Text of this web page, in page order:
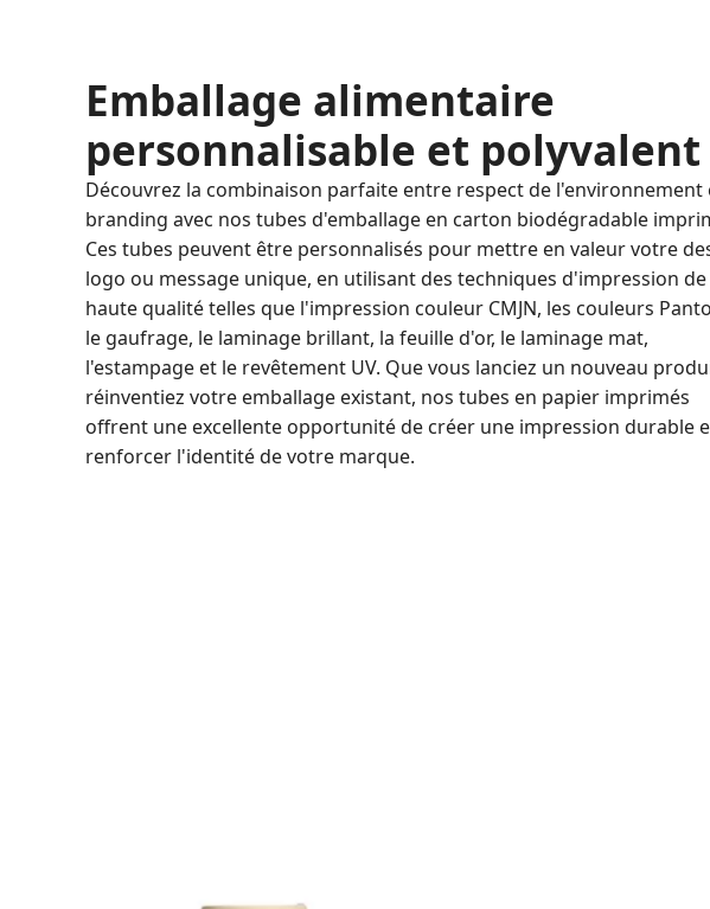
Emballage alimentaire
personnalisable et polyvalent
Découvrez la combinaison parfaite entre respect de l'environnement
branding avec nos tubes d'emballage en carton biodégradable
Ces tubes peuvent être personnalisés pour mettre en valeur votre
logo ou message unique, en utilisant des techniques d'impression de
haute qualité telles que l'impression couleur CMJN, les couleurs
le gaufrage, le laminage brillant, la feuille d'or, le laminage mat,
l'estampage et le revêtement UV. Que vous lanciez un nouveau
réinventiez votre emballage existant, nos tubes en papier imprimés
offrent une excellente opportunité de créer une impression durable
renforcer l'identité de votre marque.